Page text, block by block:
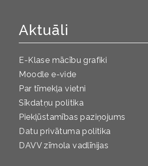
Aktuāli
E-Klase mācību grafiki
Moodle e-vide
Par tīmekļa vietni
Sīkdatņu politika
Piekļūstamības paziņojums
Datu privātuma politika
DAVV zīmola vadlīnijas